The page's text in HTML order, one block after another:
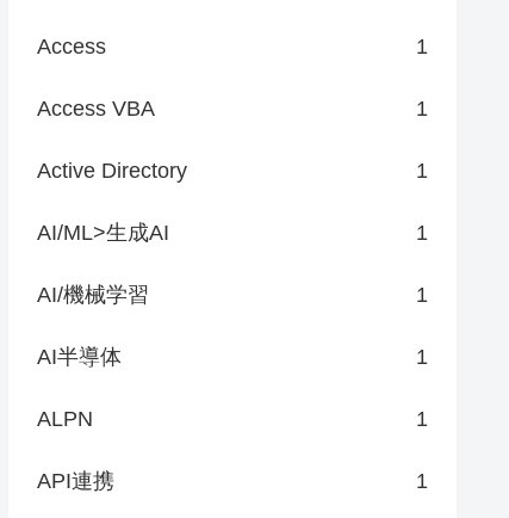
Access 1
Access VBA 1
Active Directory 1
AI/ML>生成AI 1
AI/機械学習 1
AI半導体 1
ALPN 1
API連携 1